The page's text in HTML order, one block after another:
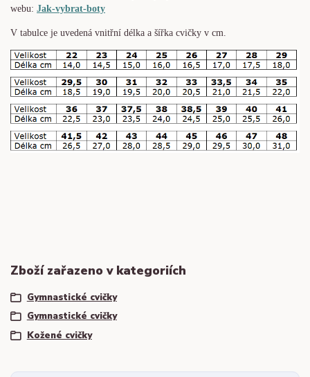
webu: Jak-vybrat-boty
V tabulce je uvedená vnitřní délka a šířka cvičky v cm.
Zboží zařazeno v kategoriích
Gymnastické cvičky
Gymnastické cvičky
Kožené cvičky